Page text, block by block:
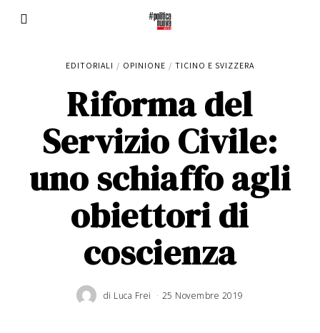
EDITORIALI / OPINIONE / TICINO E SVIZZERA
Riforma del
Servizio Civile:
uno schiaffo agli
obiettori di
coscienza
di Luca Frei 25 Novembre 2019